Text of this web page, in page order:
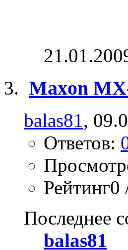
Maxon
balas81,
Ответов:
Рейтинг0
Последнее
balas81